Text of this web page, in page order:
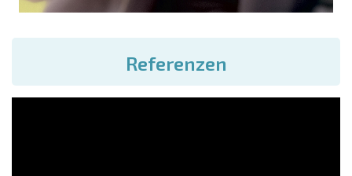
Referenzen